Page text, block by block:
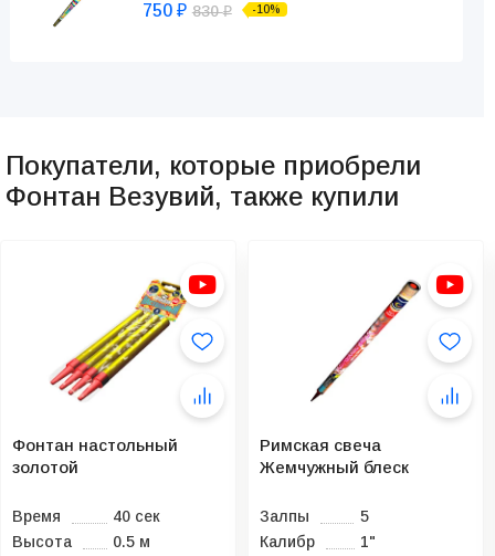
750 ₽ 830₽ -10%
Покупатели, которые приобрели
Фонтан Везувий, также купили
Фонтан настольный
золотой
Время
40 сек
Высота
0.5 м
Римская свеча
Жемчужный блеск
Залпы
5
Калибр
1"